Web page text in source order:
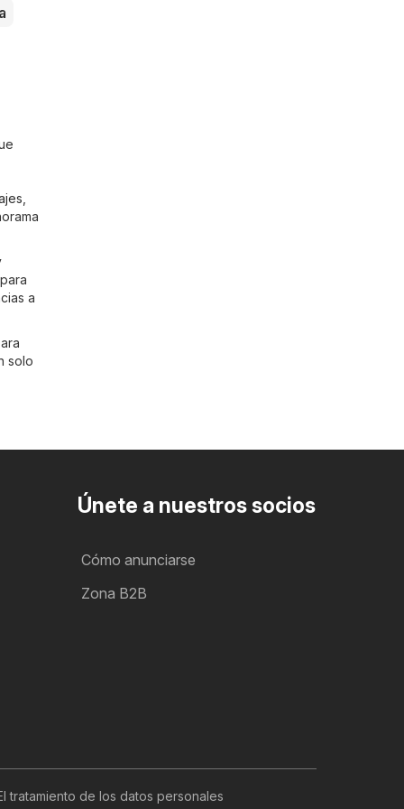
a
solo
Únete a nuestros socios
Cómo anunciarse
Zona B2B
tratamiento de los datos personales